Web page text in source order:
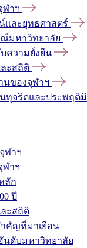
ฬาฯ
และยุทธศาสตร์
มหาวิทยาลัย
ความยั่งยืน
ะสถิติ
นของจุฬาฯ
นทุจริตและประพฤติ
ฬาฯ
ฬาฯ
ลัก
ปี
ะสถิติ
คัญที่มาเยือน
นดับมหาวิทยาลัย